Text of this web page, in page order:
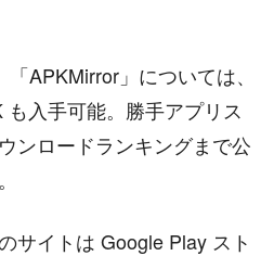
APKMirror」については、
入手可能。勝手アプリス
ンロードランキングまで公
サイトは Google Play スト